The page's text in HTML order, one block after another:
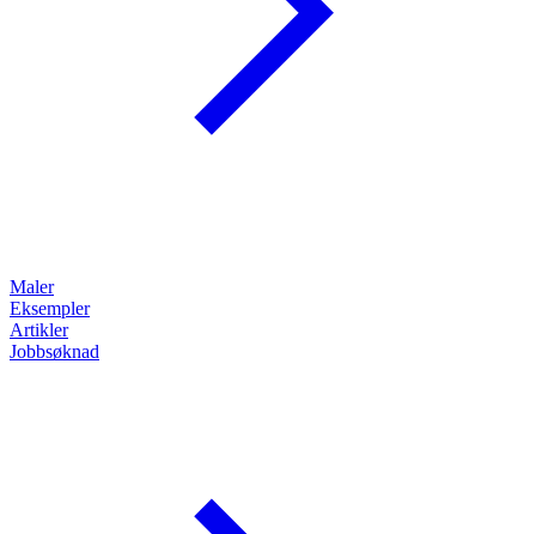
Maler
Eksempler
Artikler
Jobbsøknad